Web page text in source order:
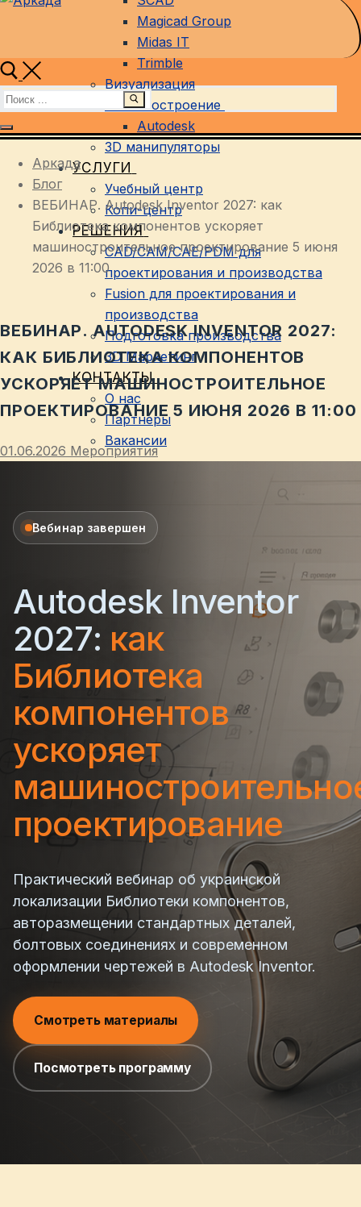
Magicad Group
Midas IT
Trimble
Визуализация
Машиностроение
Autodesk
3D манипуляторы
УСЛУГИ
Учебный центр
Копи-центр
РЕШЕНИЯ
CAD/CAM/CAE/PDM для
проектирования и производства
Fusion для проектирования и
производства
Подготовка производства
3D Маркетинг
КОНТАКТЫ
О нас
Партнеры
Вакансии
Найти:
Аркада
Блог
ВЕБИНАР. Autodesk Inventor 2027: как
Библиотека компонентов ускоряет
машиностроительное проектирование 5 июня
2026 в 11:00
ВЕБИНАР. AUTODESK INVENTOR 2027:
КАК БИБЛИОТЕКА КОМПОНЕНТОВ
УСКОРЯЕТ МАШИНОСТРОИТЕЛЬНОЕ
ПРОЕКТИРОВАНИЕ 5 ИЮНЯ 2026 В 11:00
01.06.2026 Мероприятия
Вебинар завершен
Autodesk Inventor
2027: как
Библиотека
компонентов
ускоряет
проектирование
Практический вебинар об украинской
локализации Библиотеки компонентов,
авторазмещении стандартных деталей,
болтовых соединениях и современном
оформлении чертежей в Autodesk Inventor.
Смотреть материалы
Посмотреть программу